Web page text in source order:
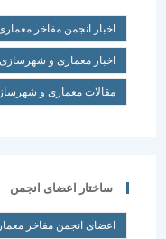
اخبار انجمن مفاخر معماری ایران (579)
اخبار معماری و شهرسازی(540)
مقالات معماری و شهرسازی(167)
ساختار اعضای انجمن
اعضای انجمن مفاخر معماری ایران